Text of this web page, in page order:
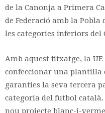
de la Canonja a Primera
de Federació amb la
les categories inferiors del
Amb aquest fitxatge, la
confeccionar una
garanties la seva tercera
categoria del futbol